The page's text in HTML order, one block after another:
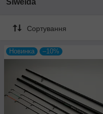
Siweida
Сортування
Новинка –10%